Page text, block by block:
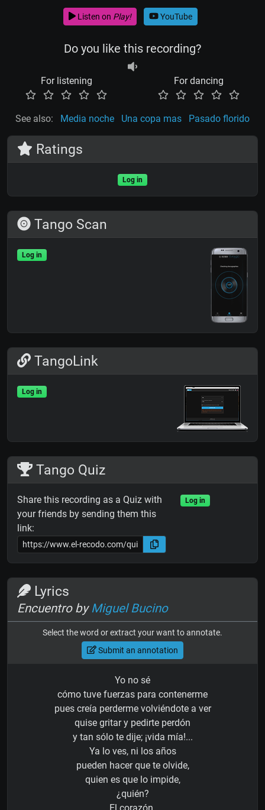
Listen on Play! YouTube
Do you like this recording?
For listening For dancing
See also: Media noche Una copa mas Pasado florido
Ratings
Log in
Tango Scan
Log in
TangoLink
Log in
Tango Quiz
Share this recording as a Quiz with
your friends by sending them this
link:
Log in
Lyrics
Encuentro byMiguel Bucino
Select the word or extract your want to annotate.
Submit an annotation
Yo no sé
cómo tuve fuerzas para contenerme
pues creía perderme volviéndote a ver
quise gritar y pedirte perdón
y tan sólo te dije; ¡vida mía!...
Ya lo ves, ni los años
pueden hacer que te olvide,
quien es que lo impide,
¿quién?